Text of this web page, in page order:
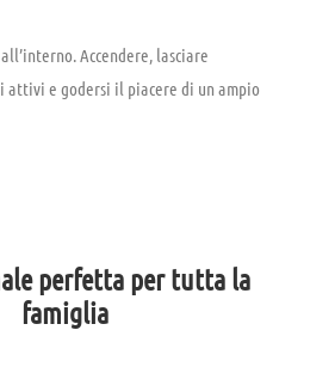
Accendere, lasciare
e godersi il piacere di un ampio
perfetta per tutta la
famiglia